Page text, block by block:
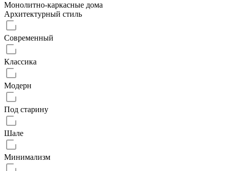
Монолитно-каркасные дома
Архитектурный стиль
Современный
Классика
Модерн
Под старину
Шале
Минимализм